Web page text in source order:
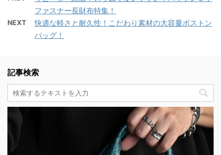
ファスナー長財布特集！
NEXT
快適な軽さと耐久性！こだわり素材の大容量ボストン
バッグ！
記事検索